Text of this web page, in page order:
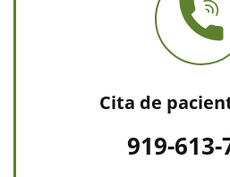
Cita de
919-613-